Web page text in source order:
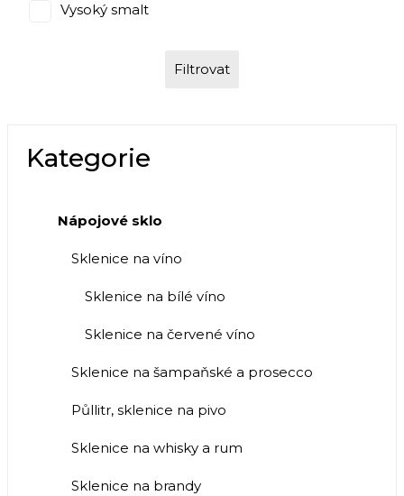
Vysoký smalt
Filtrovat
Kategorie
Nápojové sklo
Sklenice na víno
Sklenice na bílé víno
Sklenice na červené víno
Sklenice na šampaňské a prosecco
Půllitr, sklenice na pivo
Sklenice na whisky a rum
Sklenice na brandy